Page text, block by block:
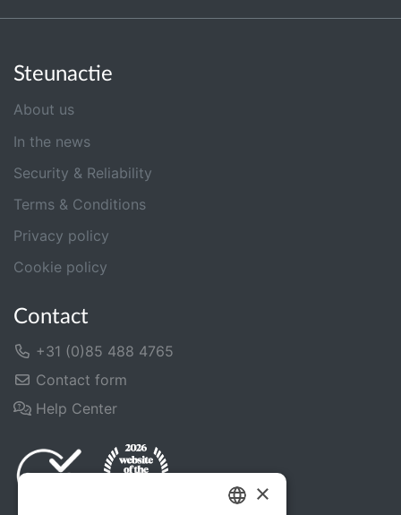
Steunactie
About us
In the news
Security & Reliability
Terms & Conditions
Privacy policy
Cookie policy
Contact
+31 (0)85 488 4765
Contact form
Help Center
×